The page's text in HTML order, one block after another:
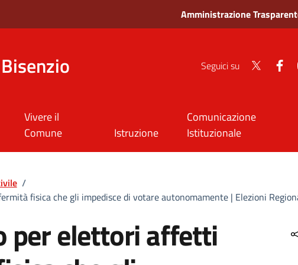
Amministrazione
Seguici su Twitter
Vivere il
Comune
Istruzione
Comunicazione
Istituzionale
/
fisica che gli impedisce di votare autonomamente | Elezioni
per elettori affetti